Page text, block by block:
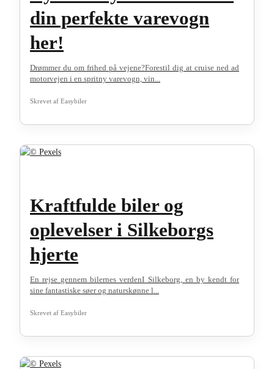
din perfekte varevogn
her!
Drømmer du om frihed på vejene?Forestil dig at cruise ned ad
motorvejen i en spritny varevogn, vin...
Skrevet af Easybiler
Kraftfulde biler og
oplevelser i Silkeborgs
hjerte
En rejse gennem bilernes verdenI Silkeborg, en by kendt for
sine fantastiske søer og naturskønne l...
Skrevet af Easybiler